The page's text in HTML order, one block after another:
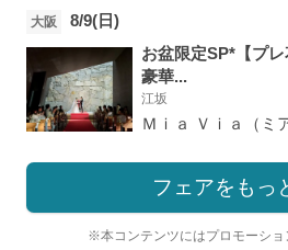
大阪
8/9(日)
お盆限定SP*【プレ
豪華...
江坂
フェアをもっ
※本コンテンツにはプロモーショ